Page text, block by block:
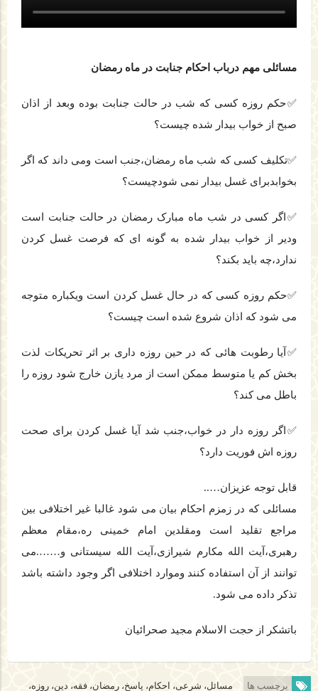
مسائلی مهم درباب احکام جنابت در ماه رمضان
✅حکم روزه کسی که شب در حالت جنابت بوده وبعد از اذان
صبح از خواب بیدار شده چیست؟
✅تکلیف کسی که شب ماه رمضان،جنب است ومی داند که اگر
بخوابدبرای غسل بیدار نمی شودچیست؟
✅اگر کسی در شب ماه مبارک رمضان در حالت جنابت است
ودیر از خواب بیدار شده به گونه ای که فرصت غسل کردن
ندارد،چه باید بکند؟
✅حکم روزه کسی که در حال غسل کردن است ویکباره متوجه
می شود که اذان شروع شده است چیست؟
✅آیا رطوبت هائی که در حین روزه داری بر اثر تحریکات لذت
بخش کم یا متوسط ممکن است از مرد یازن خارج شود روزه را
باطل می کند؟
✅اگر روزه دار در خواب،جنب شد آیا غسل کردن برای صحت
روزه اش فوریت دارد؟
قابل توجه عزیزان…..
مسائلی که در زمزم احکام بیان می شود غالبا غیر اختلافی بین
مراجع تقلید است ومقلدین امام خمینی ره،مقام معظم
رهبری،آیت الله مکارم شیرازی،آیت الله سیستانی و…….می
توانند از آن استفاده کنند وموارد اختلافی اگر وجود داشته باشد
تذکر داده می شود.
باتشکر از حجت الاسلام مجید صحرائیان
برچسب ها مسائل، شرعی، احکام، پاسخ، رمضان، فقه، دین، روزه،